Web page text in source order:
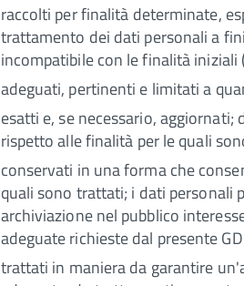
raccolti per finalità determinate,
trattamento dei dati personali a
incompatibile con le finalità
adeguati, pertinenti e limitati a
esatti e, se necessario,
rispetto alle finalità per le quali
conservati in una forma che
quali sono trattati; i dati personali
archiviazione nel pubblico
adeguate richieste dal presente
trattati in maniera da garantire